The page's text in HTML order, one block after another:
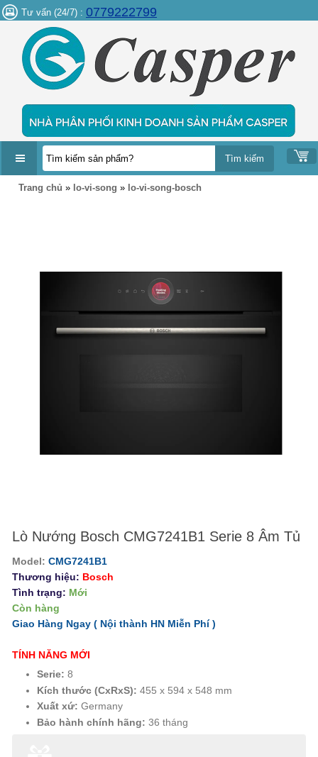
Tư vấn (24/7) : 0779222799
DANH
Trang chủ » lo-vi-song » lo-vi-song-bosch
Lò Nướng Bosch CMG7241B1 Serie 8 Âm Tủ
Model: CMG7241B1
Thương hiệu: Bosch
Tình trạng: Mới
Còn hàng
Giao Hàng Ngay ( Nội thành HN Miễn Phí)
TÍNH NĂNG MỚI
Serie: 8
Kích thước (CxRxS): 455 x 594 x 548 mm
Xuất xứ: Germany
Bảo hành chính hãng: 36 tháng